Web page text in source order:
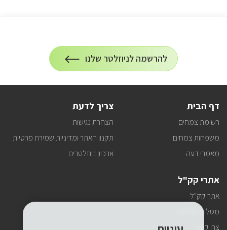
הרשמה
להרשמה לניוזלטר שלנו
על
הרשמה
דף הבית
רשימת צמחים
משפחות צמחים
מאמרי דעה
צריך לדעת
הצהרת נגישות
תקנון האתר ומדיניות שמירת פרטיות
ארכיון ניוזלטרים
אתרי קק"ל
אתר קק"ל
מסלולי טיולים
צרו קשר